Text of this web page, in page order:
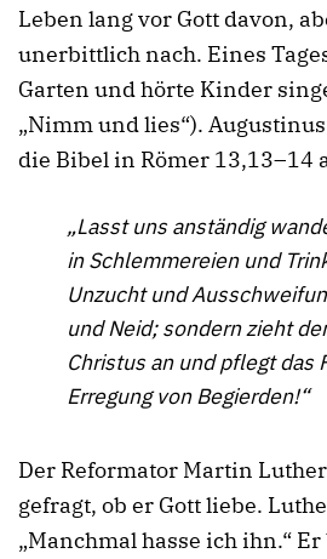
Leben lang vor Gott davon,
unerbittlich nach. Eines
Garten und hörte Kinder
„Nimm und lies“).
die Bibel in Römer 13,13–14
„Lasst uns anständig
in Schlemmereien und
Unzucht und
und Neid; sondern zieht
Christus an und pflegt das
Erregung von Begierden!“
Der Reformator Martin
gefragt, ob er Gott liebe.
„Manchmal hasse ich ihn.“